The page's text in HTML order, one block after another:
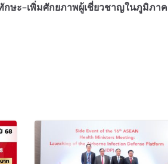
กษะ–เพิ่มศักยภาพผู้เชี่ยวชาญในภูมิภาค